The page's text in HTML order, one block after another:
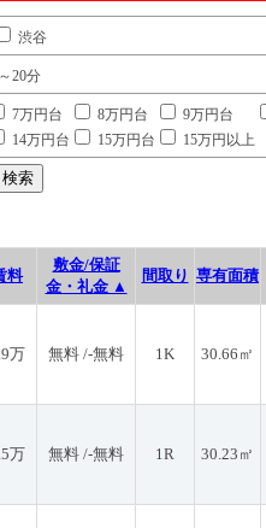
渋谷
20分
7万円台 8万円台 9万円台
14万円台 15万円台 15万円以上
料
敷金/保証
金・礼金 ▲
間取り 専有面積
万 無料 /-無料 1K 30.66㎡
万 無料 /-無料 1R 30.23㎡